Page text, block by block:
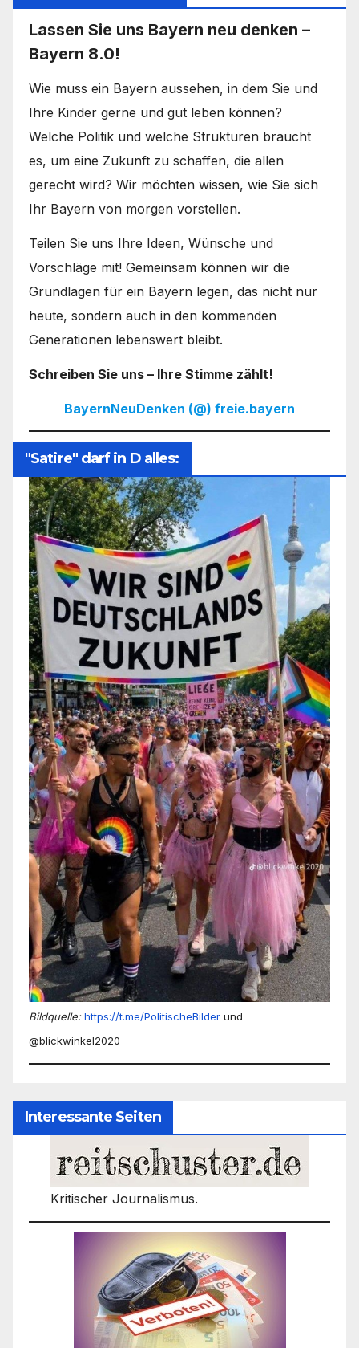
Lassen Sie uns Bayern neu denken –
Bayern 8.0!
Wie muss ein Bayern aussehen, in dem Sie und
Ihre Kinder gerne und gut leben können?
Welche Politik und welche Strukturen braucht
es, um eine Zukunft zu schaffen, die allen
gerecht wird? Wir möchten wissen, wie Sie sich
Ihr Bayern von morgen vorstellen.
Teilen Sie uns Ihre Ideen, Wünsche und
Vorschläge mit! Gemeinsam können wir die
Grundlagen für ein Bayern legen, das nicht nur
heute, sondern auch in den kommenden
Generationen lebenswert bleibt.
Schreiben Sie uns – Ihre Stimme zählt!
BayernNeuDenken (@) freie.bayern
"Satire" darf in D alles:
Bildquelle: https://t.me/PolitischeBilder und
@blickwinkel2020
Interessante Seiten
Kritischer Journalismus.